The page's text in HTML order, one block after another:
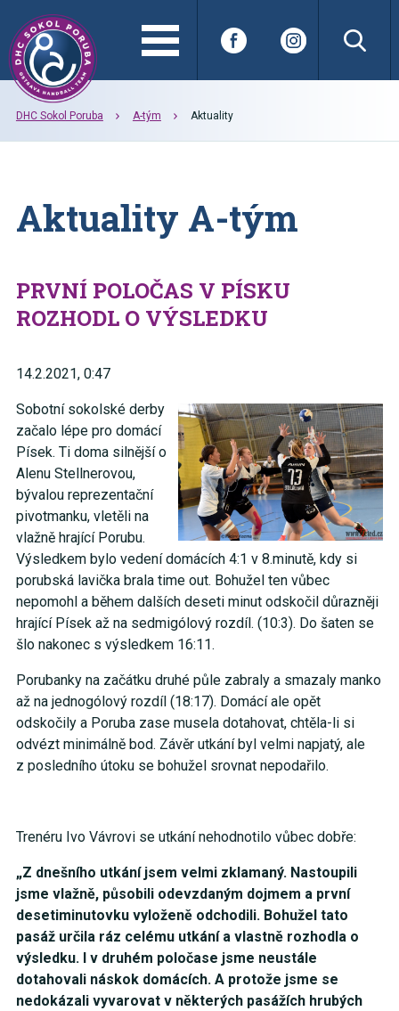
DHC Sokol Poruba A-tým Aktuality
Aktuality A-tým
PRVNÍ POLOČAS V PÍSKU
ROZHODL O VÝSLEDKU
14.2.2021, 0:47
Sobotní sokolské derby
začalo lépe pro domácí
Písek. Ti doma silnější o
Alenu Stellnerovou,
bývalou reprezentační
pivotmanku, vletěli na
vlažně hrající Porubu.
Výsledkem bylo vedení domácích 4:1 v 8.minutě, kdy si
porubská lavička brala time out. Bohužel ten vůbec
nepomohl a během dalších deseti minut odskočil důrazněji
hrající Písek až na sedmigólový rozdíl. (10:3). Do šaten se
šlo nakonec s výsledkem 16:11.
Porubanky na začátku druhé půle zabraly a smazaly manko
až na jednogólový rozdíl (18:17). Domácí ale opět
odskočily a Poruba zase musela dotahovat, chtěla-li si
odvézt minimálně bod. Závěr utkání byl velmi napjatý, ale
z posledního útoku se bohužel srovnat nepodařilo.
Trenéru Ivo Vávrovi se utkání nehodnotilo vůbec dobře:
„Z dnešního utkání jsem velmi zklamaný. Nastoupili
jsme vlažně, působili odevzdaným dojmem a první
desetiminutovku vyloženě odchodili. Bohužel tato
pasáž určila ráz celému utkání a vlastně rozhodla o
výsledku. I v druhém poločase jsme neustále
dotahovali náskok domácích. A protože jsme se
nedokázali vyvarovat v některých pasážích hrubých